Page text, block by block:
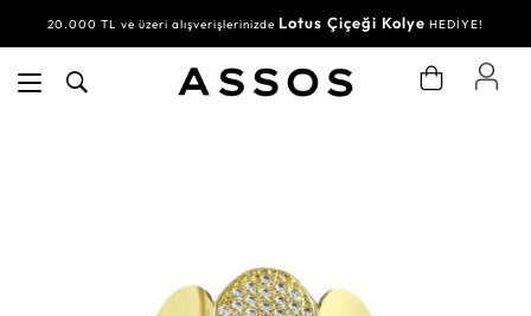
20.000 TL ve üzeri alışverişlerinizde Lotus Çiçeği Kolye HEDİYE!